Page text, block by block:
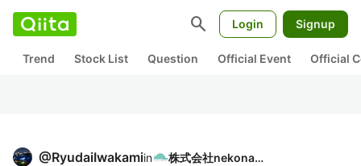
search Login Signup
Trend Stock List Question Official Event Official
@RyudaiIwakamiin 株式会社nekonata